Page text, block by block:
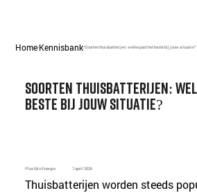
Home/Kennisbank/Soorten thuisbatterijen: welke past het beste bij jouw situatie?
Soorten thuisbatterijen:
beste bij jouw situatie?
Plus Min Energie 7 april 2026
Thuisbatterijen worden steeds